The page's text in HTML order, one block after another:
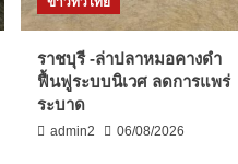
ราชบุรี -ล่าปลาหมอคางดำ
ฟื้นฟูระบบนิเวศ ลดการแพร่
ระบาด
admin2 06/08/2026